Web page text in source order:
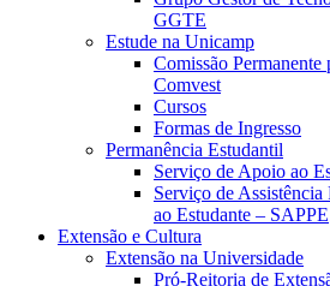
GGTE
Estude na Unicamp
Comissão Permanente
Comvest
Cursos
Formas de Ingresso
Permanência Estudantil
Serviço de Apoio ao
Serviço de
ao Estudante – SAPPE
Extensão e Cultura
Extensão na Universidade
Pró-Reitoria de